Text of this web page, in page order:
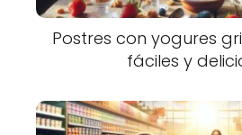
Postres con yogures
fáciles y